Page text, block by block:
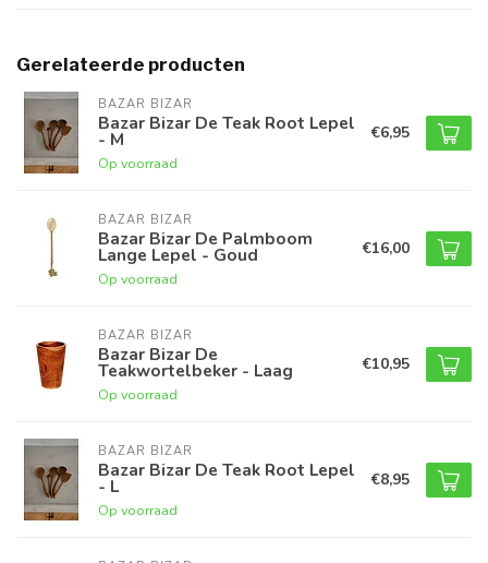
Gerelateerde producten
BAZAR BIZAR
Bazar Bizar De Teak Root Lepel
- M
Op voorraad
€6,95
BAZAR BIZAR
Bazar Bizar De Palmboom
Lange Lepel - Goud
Op voorraad
€16,00
BAZAR BIZAR
Bazar Bizar De
Teakwortelbeker - Laag
Op voorraad
€10,95
BAZAR BIZAR
Bazar Bizar De Teak Root Lepel
- L
Op voorraad
€8,95